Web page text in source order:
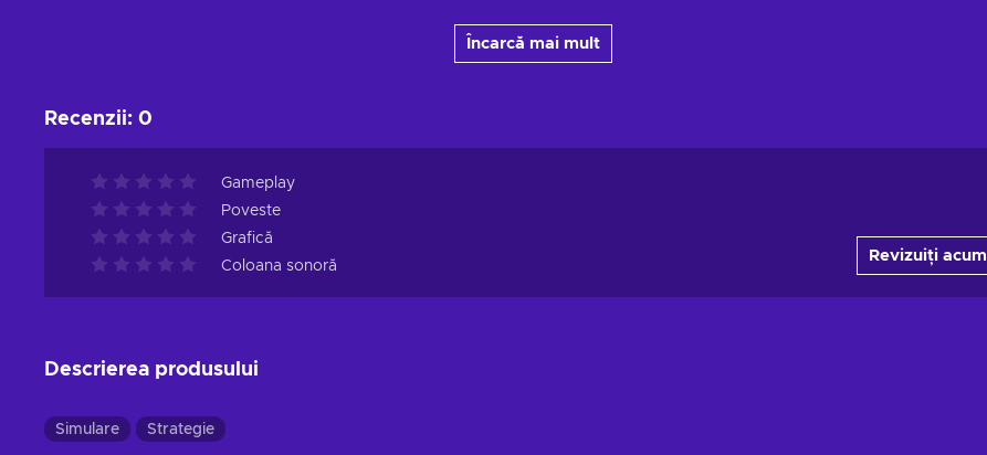
Încarcă mai mult
Recenzii: 0
Gameplay
Poveste
Grafică
Coloana sonoră
Revizuiți acum
Descrierea produsului
Simulare Strategie